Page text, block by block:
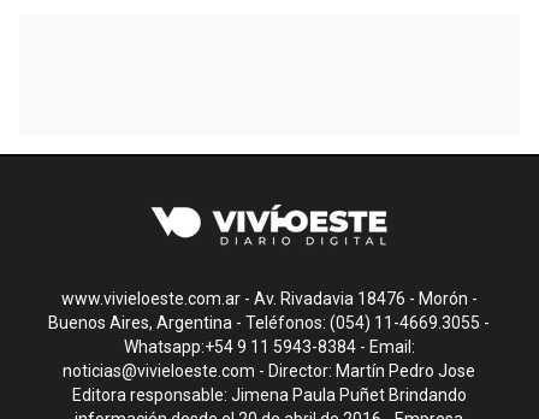
www.vivieloeste.com.ar - Av. Rivadavia 18476 - Morón -
Buenos Aires, Argentina - Teléfonos: (054) 11-4669.3055 -
Whatsapp:+54 9 11 5943-8384 - Email:
noticias@vivieloeste.com - Director: Martín Pedro Jose
Editora responsable: Jimena Paula Puñet Brindando